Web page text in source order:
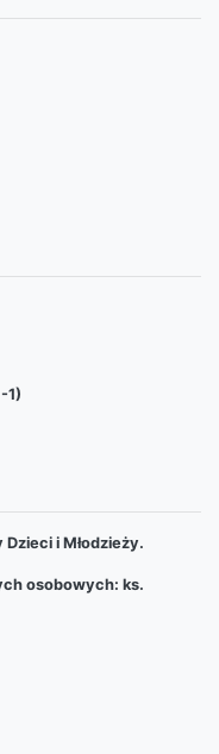
1)
i Młodzieży.
osobowych: ks.